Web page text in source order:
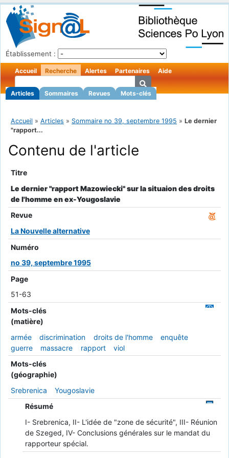
Établissement :
Accueil Recherche
Articles Sommaires Revues Mots-clés
Alertes Partenaires Aide
Accueil » Articles » Sommaire no 39, septembre 1995 » Le dernier
"rapport...
Contenu de l'article
Titre
Le dernier "rapport Mazowiecki" sur la situaion des droits
de l'homme en ex-Yougoslavie
Revue
La Nouvelle alternative
Numéro
no 39, septembre 1995
Page
51-63
Mots-clés
(matière)
armée
discrimination droits de l'homme
enquête
guerre
massacre rapport
viol
Mots-clés
(géographie)
Srebrenica
Yougoslavie
Résumé
I- Srebrenica, II- L'idée de "zone de sécurité", III- Réunion
de Szeged, IV- Conclusions générales sur le mandat du
rapporteur spécial.